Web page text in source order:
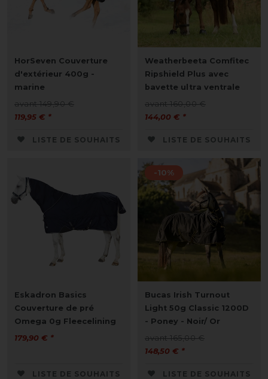
HorSeven Couverture
d'extérieur 400g -
marine
avant 149,90 €
119,95 € *
LISTE DE SOUHAITS
Weatherbeeta Comfitec
Ripshield Plus avec
bavette ultra ventrale
avant 160,00 €
144,00 € *
LISTE DE SOUHAITS
Eskadron Basics
Couverture de pré
Omega 0g Fleecelining
179,90 € *
LISTE DE SOUHAITS
-10%
Bucas Irish Turnout
Light 50g Classic 1200D
- Poney - Noir/ Or
avant 165,00 €
148,50 € *
LISTE DE SOUHAITS